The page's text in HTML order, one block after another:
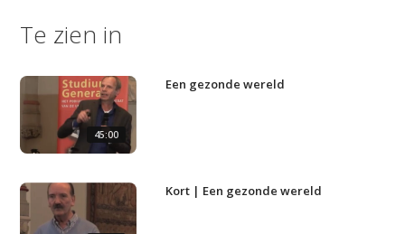
Studium Generale
Home
Te zien in
45:00
Een gezonde wereld
Kort | Een gezonde wereld